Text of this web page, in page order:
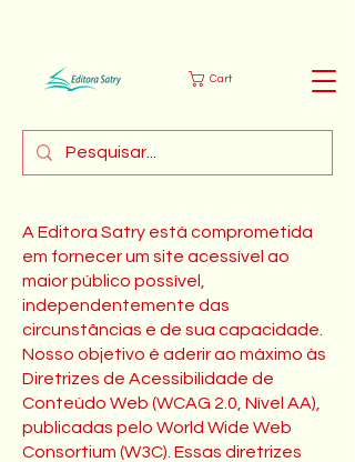
Cart
A Editora Satry está comprometida
em fornecer um site acessível ao
maior público possível,
independentemente das
circunstâncias e de sua capacidade.
Nosso objetivo é aderir ao máximo às
Diretrizes de Acessibilidade de
Conteúdo Web (WCAG 2.0, Nível AA),
publicadas pelo World Wide Web
Consortium (W3C). Essas diretrizes